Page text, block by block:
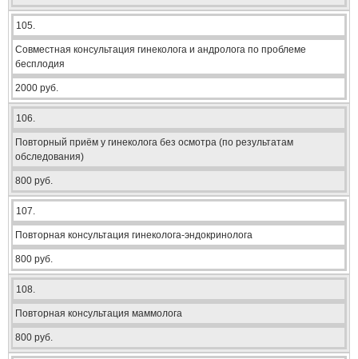
105.
Совместная консультация гинеколога и андролога по проблеме
бесплодия
2000 руб.
106.
Повторный приём у гинеколога без осмотра (по результатам
обследования)
800 руб.
107.
Повторная консультация гинеколога-эндокринолога
800 руб.
108.
Повторная консультация маммолога
800 руб.